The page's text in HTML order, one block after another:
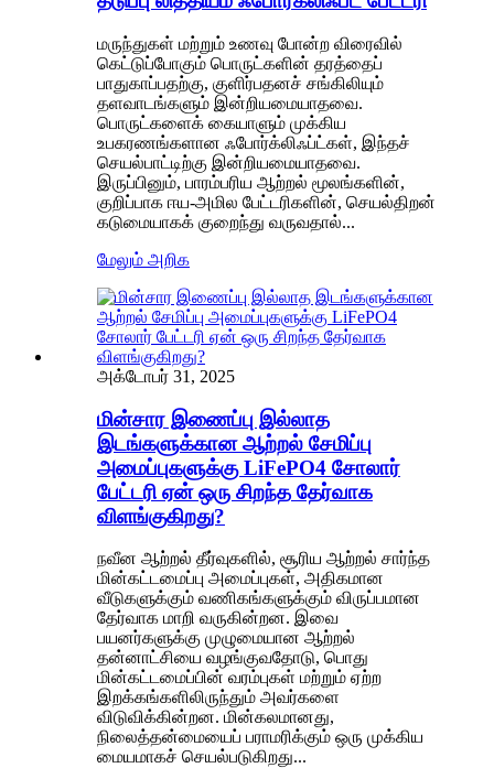
மருந்துகள் மற்றும் உணவு போன்ற விரைவில்
கெட்டுப்போகும் பொருட்களின் தரத்தைப்
பாதுகாப்பதற்கு, குளிர்பதனச் சங்கிலியும்
தளவாடங்களும் இன்றியமையாதவை.
பொருட்களைக் கையாளும் முக்கிய
உபகரணங்களான ஃபோர்க்லிஃப்ட்கள், இந்தச்
செயல்பாட்டிற்கு இன்றியமையாதவை.
இருப்பினும், பாரம்பரிய ஆற்றல் மூலங்களின்,
குறிப்பாக ஈய-அமில பேட்டரிகளின், செயல்திறன்
கடுமையாகக் குறைந்து வருவதால்...
மேலும் அறிக
அக்டோபர் 31, 2025
மின்சார இணைப்பு இல்லாத
இடங்களுக்கான ஆற்றல் சேமிப்பு
அமைப்புகளுக்கு LiFePO4 சோலார்
பேட்டரி ஏன் ஒரு சிறந்த தேர்வாக
விளங்குகிறது?
நவீன ஆற்றல் தீர்வுகளில், சூரிய ஆற்றல் சார்ந்த
மின்கட்டமைப்பு அமைப்புகள், அதிகமான
வீடுகளுக்கும் வணிகங்களுக்கும் விருப்பமான
தேர்வாக மாறி வருகின்றன. இவை
பயனர்களுக்கு முழுமையான ஆற்றல்
தன்னாட்சியை வழங்குவதோடு, பொது
மின்கட்டமைப்பின் வரம்புகள் மற்றும் ஏற்ற
இறக்கங்களிலிருந்தும் அவர்களை
விடுவிக்கின்றன. மின்கலமானது,
நிலைத்தன்மையைப் பராமரிக்கும் ஒரு முக்கிய
மையமாகச் செயல்படுகிறது...